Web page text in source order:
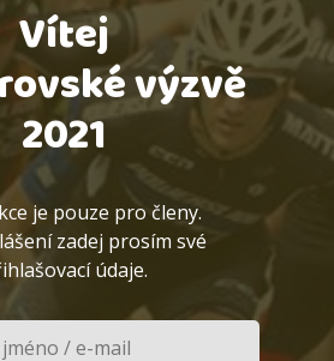
Vítej
výzvě
2021
je pouze pro členy.
zadej prosím své
údaje.